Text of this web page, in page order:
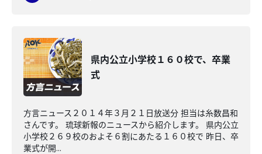
県内公立小学校１６０校で、卒業
式
方言ニュース２０１４年３月２１日放送分 担当は糸数昌和
さんです。 琉球新報のニュースから紹介します。 県内公立
小学校２６９校のおよそ６割にあたる１６０校で 昨日、卒
業式が開...